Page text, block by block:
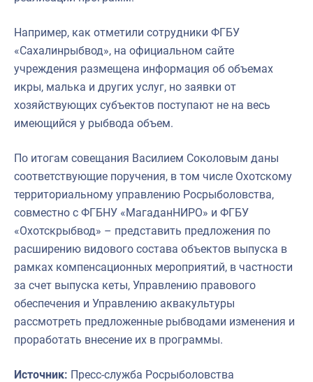
Например, как отметили сотрудники ФГБУ
«Сахалинрыбвод», на официальном сайте
учреждения размещена информация об объемах
икры, малька и других услуг, но заявки от
хозяйствующих субъектов поступают не на весь
имеющийся у рыбвода объем.
По итогам совещания Василием Соколовым даны
соответствующие поручения, в том числе Охотскому
территориальному управлению Росрыболовства,
совместно с ФГБНУ «МагаданНИРО» и ФГБУ
«Охотскрыбвод» – представить предложения по
расширению видового состава объектов выпуска в
рамках компенсационных мероприятий, в частности
за счет выпуска кеты, Управлению правового
обеспечения и Управлению аквакультуры
рассмотреть предложенные рыбводами изменения и
проработать внесение их в программы.
Источник: Пресс-служба Росрыболовства